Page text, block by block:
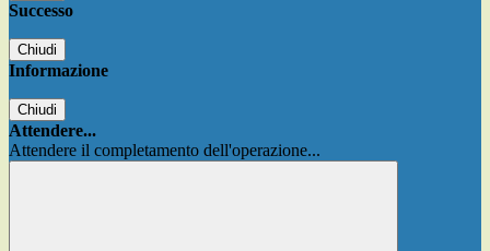
Successo
Chiudi
Informazione
Chiudi
Attendere...
Attendere il completamento dell'operazione...